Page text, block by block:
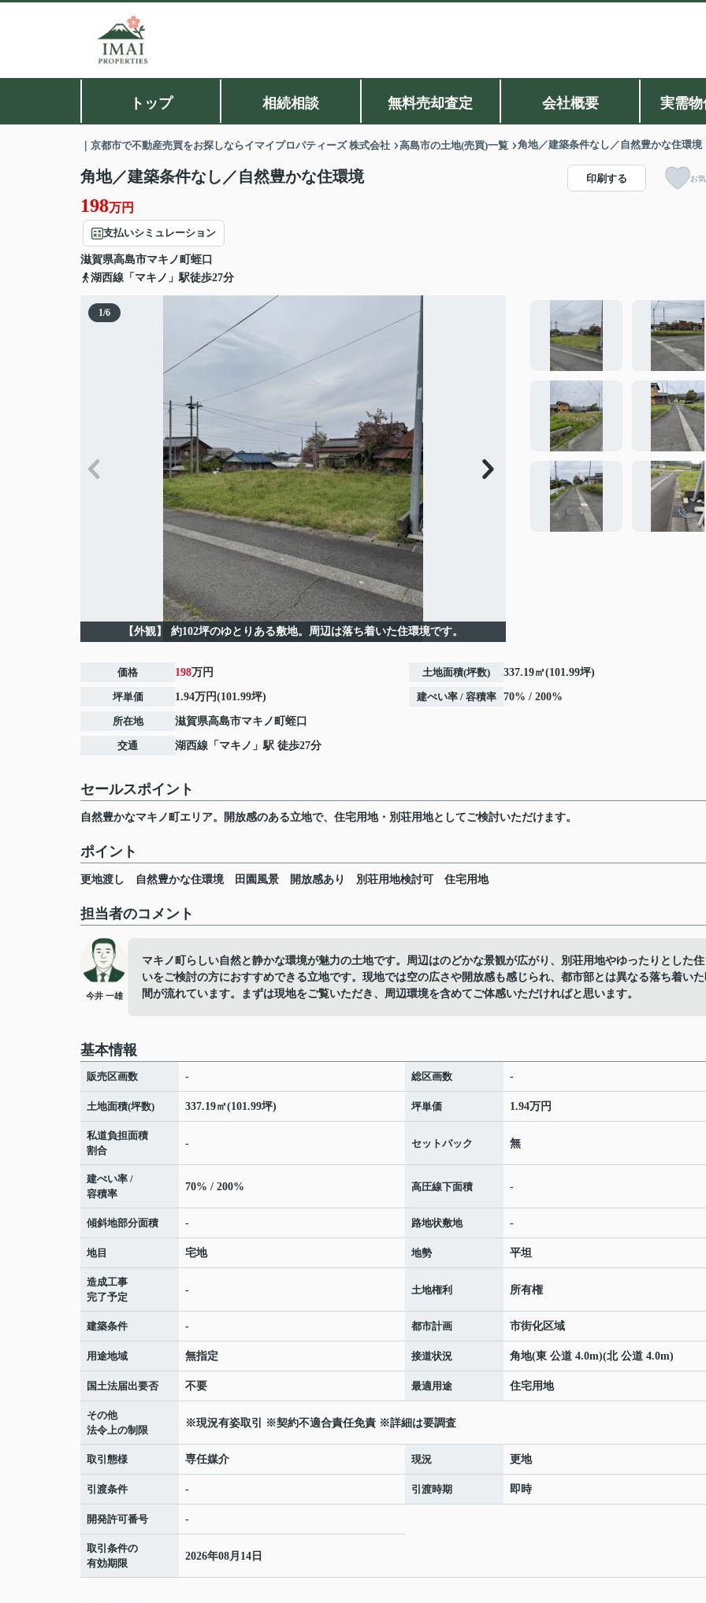
トップ 相続相談 無料売却査定 会社概要 実需
｜京都市で不動産売買をお探しならイマイプロパティーズ 株式会社 高島市の土地(売買)一覧 角地／建築条件なし／自然豊かな住環境
角地／建築条件なし／自然豊かな住環境
198万円
支払いシミュレーション
滋賀県高島市マキノ町蛭口
湖西線「マキノ」駅徒歩27分
印刷する お
1/6
【外観】 約102坪のゆとりある敷地。周辺は落ち着いた住環境です。
価格 198万円
坪単価 1.94万円(101.99坪)
所在地 滋賀県高島市マキノ町蛭口
交通 湖西線 「 マキノ 」駅 徒歩27分
土地面積(坪数) 337.19㎡(101.99坪)
建ぺい率 / 容積率 70% / 200%
セールスポイント
自然豊かなマキノ町エリア。開放感のある立地で、住宅用地・別荘用地としてご検討いただけます。
ポイント
更地渡し 自然豊かな住環境 田園風景 開放感あり 別荘用地検討可 住宅用地
担当者のコメント
今井 一雄
マキノ町らしい自然と静かな環境が魅力の土地です。周辺はのどかな景観が広がり、別荘用地やゆったりとした
いをご検討の方におすすめできる立地です。現地では空の広さや開放感も感じられ、都市部とは異なる落ち着い
間が流れています。まずは現地をご覧いただき、周辺環境を含めてご体感いただければと思います。
基本情報
販売区画数 - 総区画数 -
土地面積(坪数) 337.19㎡(101.99坪) 坪単価 1.94万円
私道負担面積
割合
- セットバック 無
建ぺい率 /
容積率
70% / 200% 高圧線下面積 -
傾斜地部分面積 - 路地状敷地 -
地目 宅地 地勢 平坦
造成工事
完了予定
- 土地権利 所有権
建築条件 - 都市計画 市街化区域
用途地域 無指定 接道状況 角地(東 公道 4.0m)(北 公道 4.0m)
国土法届出要否 不要 最適用途 住宅用地
その他
法令上の制限
※現況有姿取引 ※契約不適合責任免責 ※詳細は要調査
取引態様 専任媒介 現況 更地
引渡条件 - 引渡時期 即時
開発許可番号 -
取引条件の
有効期限
2026年08月14日